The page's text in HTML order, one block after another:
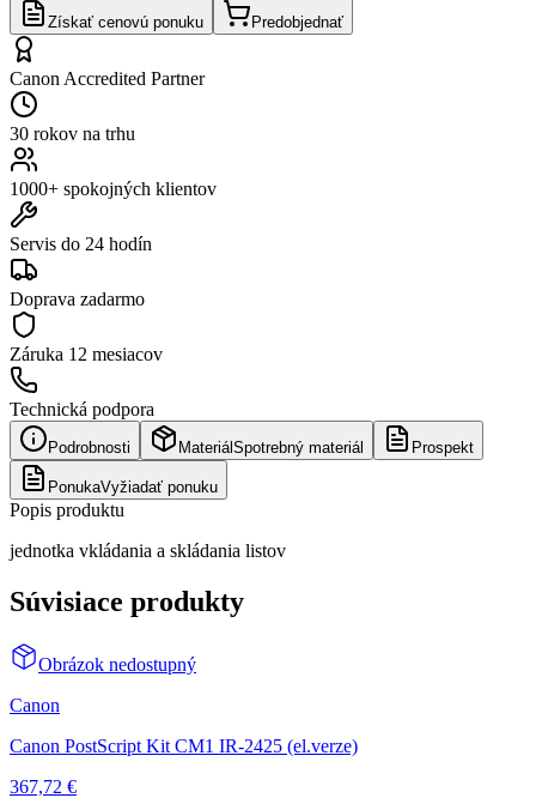
Získať cenovú ponuku Predobjednať
Canon Accredited Partner
30 rokov na trhu
1000+ spokojných klientov
Servis do 24 hodín
Doprava zadarmo
Záruka 12 mesiacov
Technická podpora
Podrobnosti Materiál Spotrebný materiál Prospekt
PonukaVyžiadať ponuku
Popis produktu
jednotka vkládania a skládania listov
Súvisiace produkty
Obrázok nedostupný
Canon
Canon PostScript Kit CM1 IR-2425 (el.verze)
367,72 €